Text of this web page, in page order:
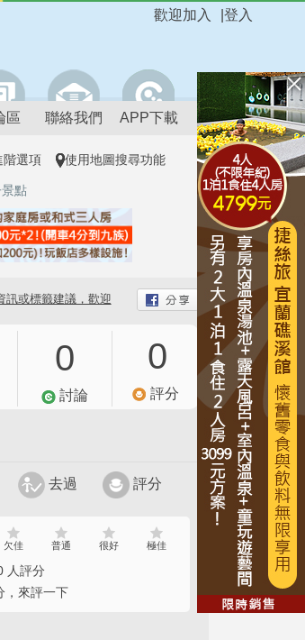
登入
歡迎加入
區 聯絡我們 APP下載
階選項 使用地圖搜尋功能
點
訊或標籤建議，歡迎
0
討論
0
評分
去過 評分
欠佳 普通 很好 極佳
人評分
，來評一下